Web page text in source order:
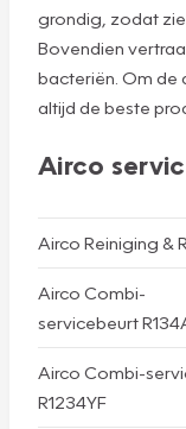
grondig, zodat
Bovendien
bacteriën. Om de
altijd de beste
Airco
Airco Reiniging &
Airco Combi-
servicebeurt
Airco Combi-
R1234YF